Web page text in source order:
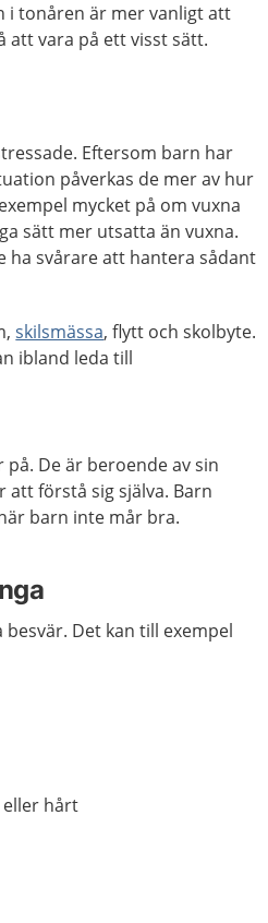
i tonåren är mer vanligt att
att vara på ett visst sätt.
Eftersom barn har
påverkas de mer av hur
mycket på om vuxna
sätt mer utsatta än vuxna.
ha svårare att hantera sådant
skilsmässa, flytt och skolbyte.
ibland leda till
De är beroende av sin
förstå sig själva. Barn
barn inte mår bra.
Det kan till exempel
eller hårt